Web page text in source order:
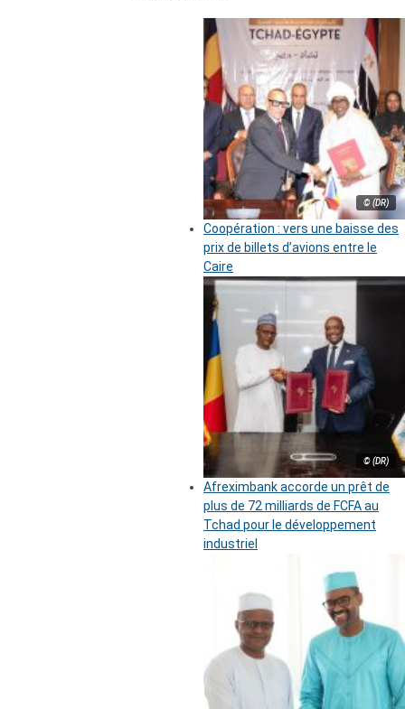
© (DR)
Coopération : vers une baisse des
prix de billets d’avions entre le
Caire
© (DR)
Afreximbank accorde un prêt de
plus de 72 milliards de FCFA au
Tchad pour le développement
industriel